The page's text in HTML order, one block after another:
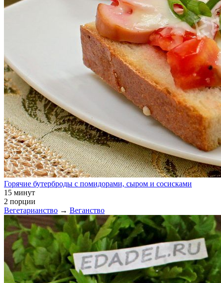
Горячие бутерброды с помидорами, сыром и сосисками
15 минут
2 порции
Вегетарианство → Веганство